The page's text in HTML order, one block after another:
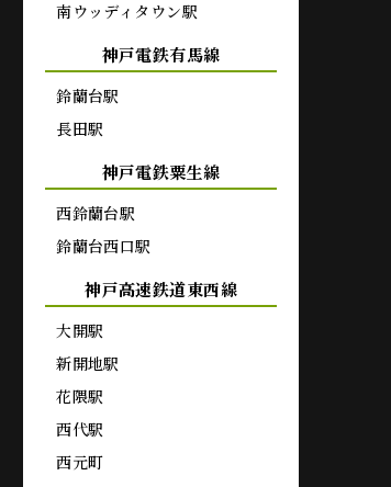
南ウッディタウン駅
神戸電鉄有馬線
鈴蘭台駅
長田駅
神戸電鉄粟生線
西鈴蘭台駅
鈴蘭台西口駅
神戸高速鉄道東西線
大開駅
新開地駅
花隈駅
西代駅
西元町